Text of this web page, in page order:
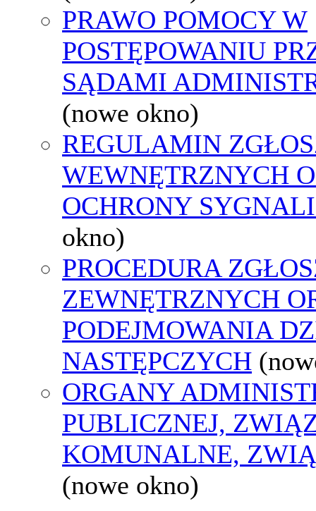
PRAWO POMOCY W
POSTĘPOWANIU
SĄDAMI
(nowe okno)
REGULAMIN
WEWNĘTRZNYCH
OCHRONY
okno)
PROCEDURA
ZEWNĘTRZNYCH
PODEJMOWANIA
NASTĘPCZYCH
ORGANY
PUBLICZNEJ,
KOMUNALNE,
(nowe okno)